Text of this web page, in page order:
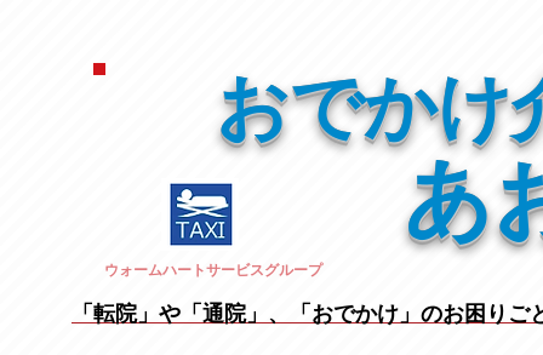
おでかけ
あ
ウォームハートサービスグループ
「転院」や「通院」、「おでかけ」のお困りご